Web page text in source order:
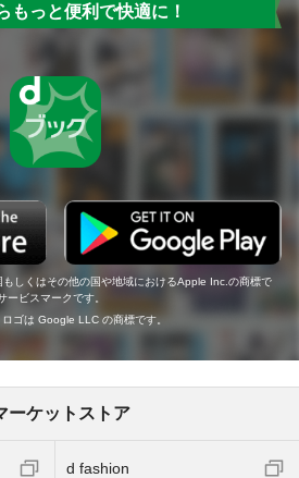
もっと便利で快適に！
しくはその他の国や地域におけるApple Inc.の商標で
ビスマークです。
ゴは Google LLC の商標です。
ーケットストア
d fashion